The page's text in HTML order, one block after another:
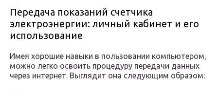
Передача показаний счетчика
электроэнергии: личный кабинет и его
использование
Имея хорошие навыки в пользовании компьютером,
можно легко освоить процедуру передачи данных
через интернет. Выглядит она следующим образом: